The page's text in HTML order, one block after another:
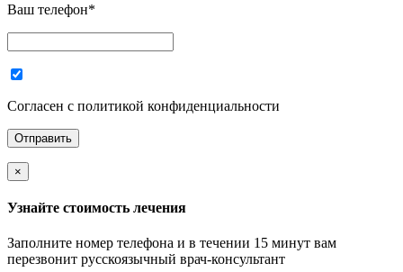
Ваш телефон*
Согласен с политикой конфиденциальности
×
Узнайте стоимость лечения
Заполните номер телефона и в течении 15 минут вам
перезвонит русскоязычный врач-консультант